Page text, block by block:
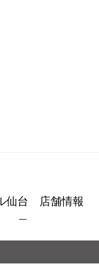
仙台 店舗情報